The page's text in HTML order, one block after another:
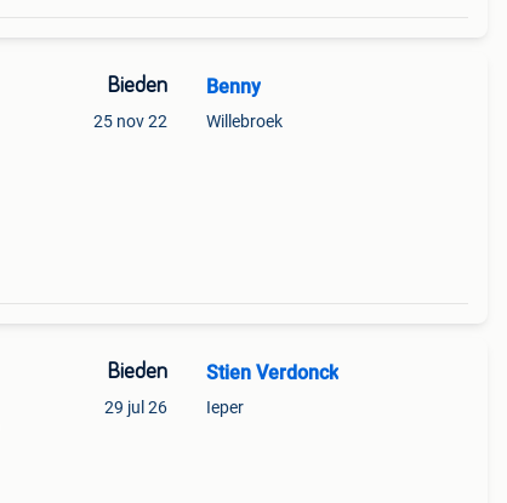
Bieden
25 nov 22
Benny
Willebroek
Bieden
29 jul 26
Stien Verdonck
Ieper